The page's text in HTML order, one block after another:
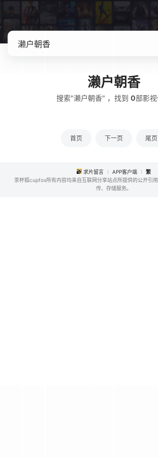
濑户朝香
搜索"濑户朝香" ，找到 0部影
首页 下一页 尾页
求片留言 APP客户端
繁
茶杯狐cupfox所有内容均来自互联网分享站点所提供的公开引
传、存储服务。